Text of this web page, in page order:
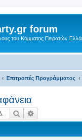
forum
του Κόμματος Πειρατών
Επιτροπές Προγράμματος
Αναζήτηση